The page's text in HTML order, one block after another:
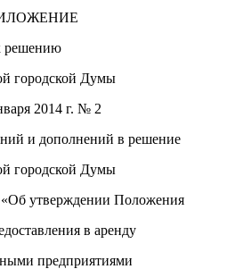
решению
городской Думы
2014 г. № 2
и дополнений в решение
городской Думы
утверждении Положения
в аренду
предприятиями